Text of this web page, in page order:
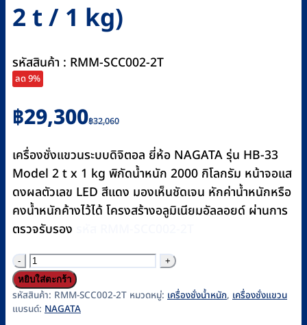
2 t / 1 kg)
รหัสสินค้า : RMM-SCC002-2T
ลด 9%
฿32,060
Original
price
was:
฿32,060.
฿29,300
Current
price
is:
฿29,300.
เครื่องชั่งแขวนระบบดิจิตอล ยี่ห้อ NAGATA รุ่น HB-33
Model 2 t x 1 kg พิกัดน้ำหนัก 2000 กิโลกรัม หน้าจอแส
ดงผลตัวเลข LED สีแดง มองเห็นชัดเจน หักค่าน้ำหนักหรือ
คงน้ำหนักค้างไว้ได้ โครงสร้างอลูมิเนียมอัลลอยด์ ผ่านการ
ตรวจรับรอง
จำนวน
เครื่อง
ชั่ง
แขวน
หยิบใส่ตะกร้า
รหัสสินค้า: RMM-SCC002-2T หมวดหมู่: เครื่องชั่งน้ำหนัก, เครื่องชั่งแขวน
แบรนด์: NAGATA